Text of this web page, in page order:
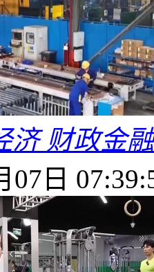
济 财政金
07日